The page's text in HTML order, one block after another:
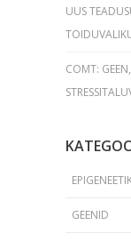
UUS
COMT:
GEENID